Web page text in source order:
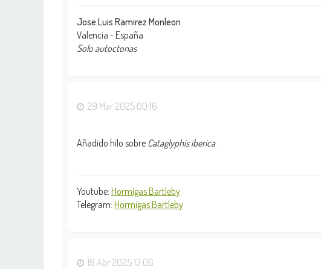
Jose Luis Ramirez Monleon
Valencia - España
Solo autoctonas
29 Mar 2025 00:16
Añadido hilo sobre Cataglyphis iberica.
Youtube: Hormigas Bartleby
Telegram: Hormigas Bartleby
19 Abr 2025 13:06